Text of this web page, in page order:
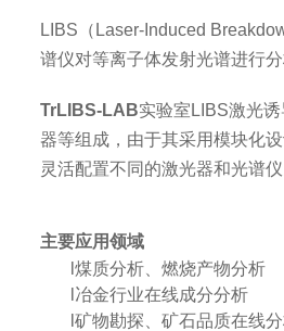
LIBS（Laser-Induced
谱仪对等离子体发射光谱进行
TrLIBS-LAB实验室 LIBS激光
器等组成，由于其采用模块化
灵活配置不同的激光器和光谱仪
主要应用领域
煤质分析、燃烧产物分析
冶金行业在线成分分析
矿物勘探、矿石品质在线